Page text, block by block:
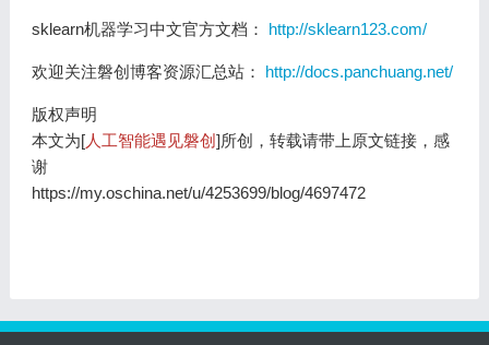
sklearn机器学习中文官方文档： http://sklearn123.com/
欢迎关注磐创博客资源汇总站： http://docs.panchuang.net/
版权声明
本文为[人工智能遇见磐创 ]所创，转载请带上原文链接，感
谢
https://my.oschina.net/u/4253699/blog/4697472